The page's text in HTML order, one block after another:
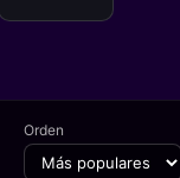
Orden